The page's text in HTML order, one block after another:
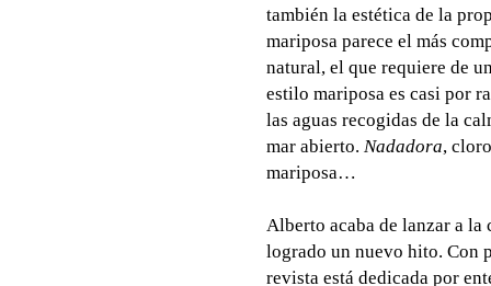
también la estética de la
mariposa parece el más
natural, el que requiere de
estilo mariposa es casi por
las aguas recogidas de la
mar abierto. Nadadora,
mariposa…
Alberto acaba de lanzar a
logrado un nuevo hito. Con
revista está dedicada por